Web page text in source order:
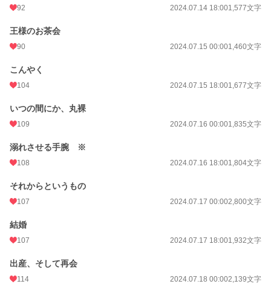
92 2024.07.14 18:001,577文字
王様のお茶会
90 2024.07.15 00:001,460文字
こんやく
104 2024.07.15 18:001,677文字
いつの間にか、丸裸
109 2024.07.16 00:001,835文字
溺れさせる手腕 ※
108 2024.07.16 18:001,804文字
それからというもの
107 2024.07.17 00:002,800文字
結婚
107 2024.07.17 18:001,932文字
出産、そして再会
114 2024.07.18 00:002,139文字